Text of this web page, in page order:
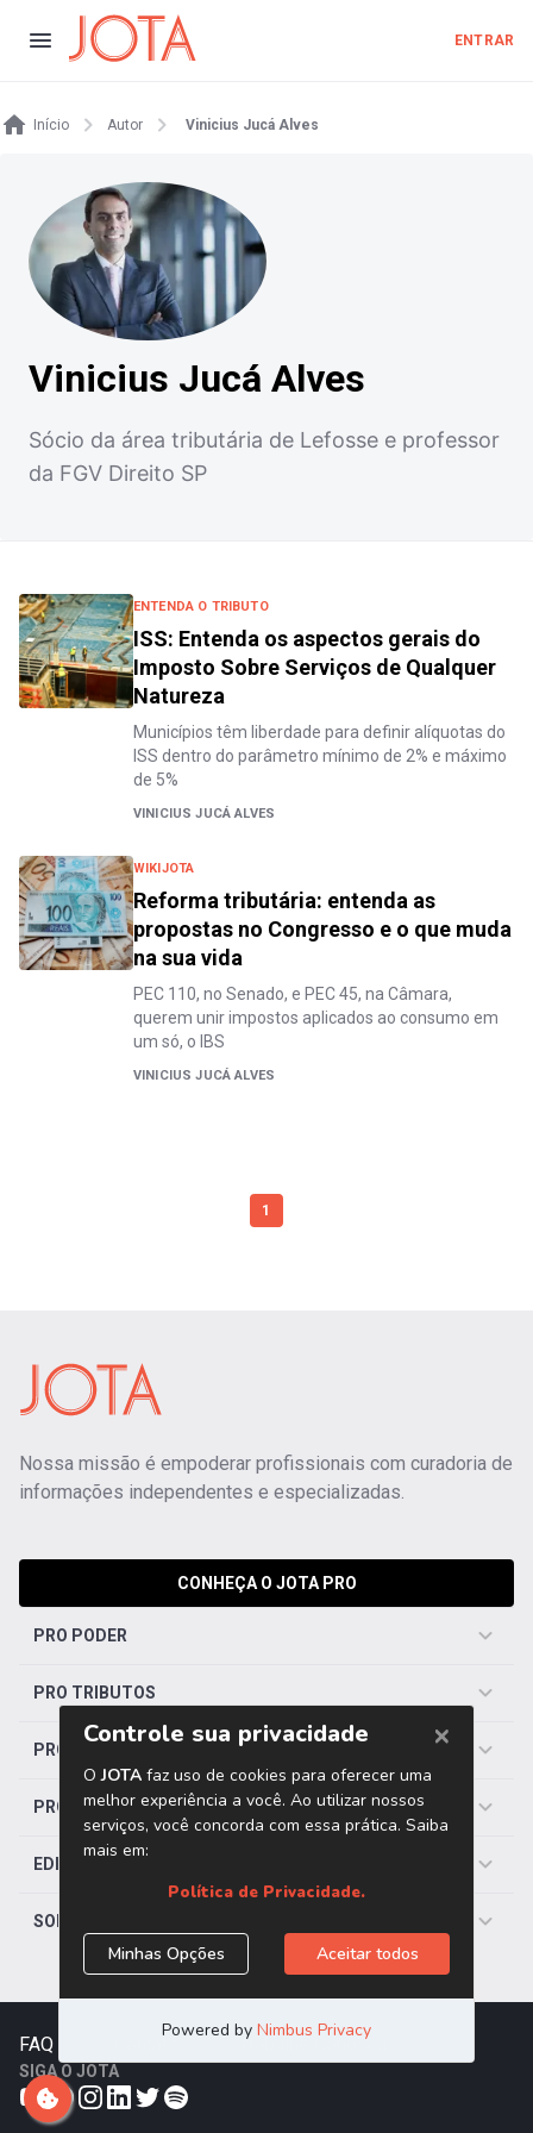
ENTRAR
Início Autor Vinicius Jucá Alves
Vinicius Jucá Alves
Sócio da área tributária de Lefosse e professor
da FGV Direito SP
ENTENDA O TRIBUTO
ISS: Entenda os aspectos gerais do
Imposto Sobre Serviços de Qualquer
Natureza
Municípios têm liberdade para definir alíquotas do
ISS dentro do parâmetro mínimo de 2% e máximo
de 5%
VINICIUS JUCÁ ALVES
WIKIJOTA
Reforma tributária: entenda as
propostas no Congresso e o que muda
na sua vida
PEC 110, no Senado, e PEC 45, na Câmara,
querem unir impostos aplicados ao consumo em
um só, o IBS
VINICIUS JUCÁ ALVES
1
Nossa missão é empoderar profissionais com curadoria de
informações independentes e especializadas.
CONHEÇA O JOTA PRO
PRO PODER
PRO TRIBUTOS
PRO TRABALHISTA
PRO SAÚDE
EDITORIAS
SOBRE O JOTA
FAQ Trabalhe Conosco
SIGA O JOTA